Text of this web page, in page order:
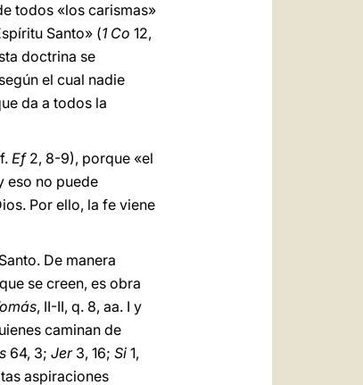
todos «los carismas»
Santo» (1 Co 12,
doctrina se
el cual nadie
da a todos la
Ef2, 8-9), porque «el
eso no puede
Por ello, la fe viene
De manera
se creen, es obra
, II-II, q. 8, aa. I y
caminan de
64, 3; Jer3, 16; Si 1,
aspiraciones